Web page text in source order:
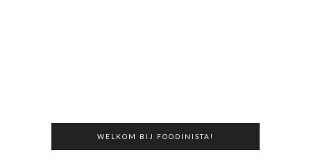
WELKOM BIJ FOODINISTA!